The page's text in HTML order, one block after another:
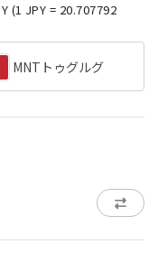
(1 JPY = 20.707792
MNTトゥグルグ